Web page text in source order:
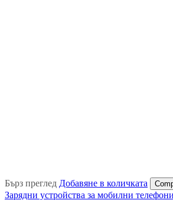
Бърз преглед Добавяне в количката
Зарядни устройства за мобилни телефони